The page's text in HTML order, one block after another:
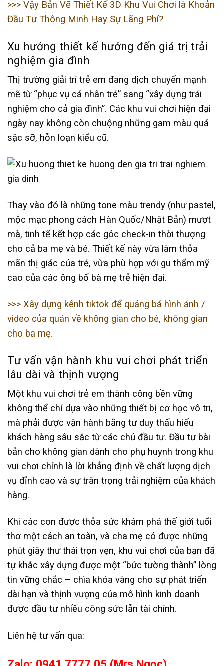
>>> Vậy Bản Vẽ Thiết Kế 3D Khu Vui Chơi là Khoản
Đầu Tư Thông Minh Hay Sự Lãng Phí?
Xu hướng thiết kế hướng đến giá trị trải
nghiệm gia đình
Thị trường giải trí trẻ em đang dịch chuyển mạnh
mẽ từ “phục vụ cá nhân trẻ” sang “xây dựng trải
nghiệm cho cả gia đình”. Các khu vui chơi hiện đại
ngày nay không còn chuộng những gam màu quá
sặc sỡ, hỗn loạn kiểu cũ.
Thay vào đó là những tone màu trendy (như pastel,
mộc mạc phong cách Hàn Quốc/Nhật Bản) mượt
mà, tinh tế kết hợp các góc check-in thời thượng
cho cả ba mẹ và bé. Thiết kế này vừa làm thỏa
mãn thị giác của trẻ, vừa phù hợp với gu thẩm mỹ
cao của các ông bố bà mẹ trẻ hiện đại.
>>> Xây dựng kênh tiktok để quảng bá hình ảnh /
video của quán về không gian cho bé, không gian
cho ba mẹ.
Tư vấn vận hành khu vui chơi phát triển
lâu dài và thịnh vượng
Một khu vui chơi trẻ em thành công bền vững
không thể chỉ dựa vào những thiết bị cơ học vô tri,
mà phải được vận hành bằng tư duy thấu hiểu
khách hàng sâu sắc từ các chủ đầu tư. Đầu tư bài
bản cho không gian dành cho phụ huynh trong khu
vui chơi chính là lời khẳng định về chất lượng dịch
vụ đỉnh cao và sự trân trọng trải nghiệm của khách
hàng.
Khi các con được thỏa sức khám phá thế giới tuổi
thơ một cách an toàn, và cha mẹ có được những
phút giây thư thái trọn vẹn, khu vui chơi của bạn đã
tự khắc xây dựng được một “bức tường thành” lòng
tin vững chắc – chìa khóa vàng cho sự phát triển
dài hạn và thịnh vượng của mô hình kinh doanh
được đầu tư nhiều công sức lẫn tài chính.
Liên hệ tư vấn qua: